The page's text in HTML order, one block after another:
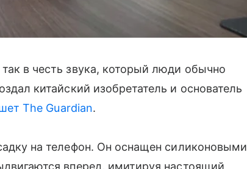
в честь звука, который люди обычно
китайский изобретатель и основатель
The Guardian.
на телефон. Он оснащен силиконовыми
вперед, имитируя настоящий